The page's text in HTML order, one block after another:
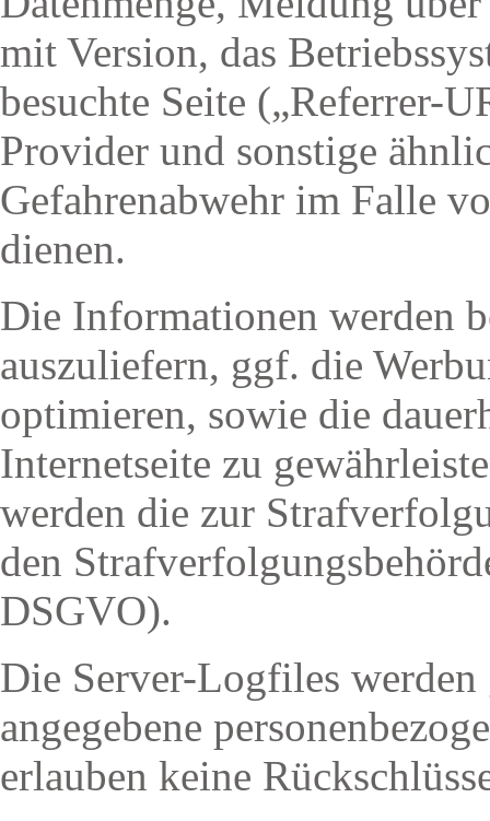
mit Version, das
besuchte Seite („Referrer-
Provider und sonstige
Gefahrenabwehr im Falle
dienen.
Die Informationen werden
auszuliefern, ggf. die
optimieren, sowie die
Internetseite zu
werden die zur
den
DSGVO).
Die Server-Logfiles
angegebene
erlauben keine